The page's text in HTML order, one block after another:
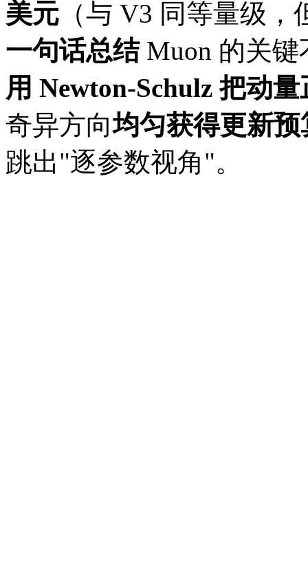
美元 （与 V3 同等量级
一句话总结Muon 的关键
用 Newton-Schulz 把动
奇异方向均匀获得更新预
跳出"逐参数视角"。